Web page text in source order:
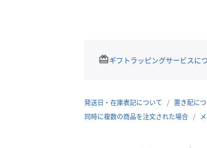
redeemギフトラッピングサービスに
発送日・在庫表記について 置き配に
同時に複数の商品を注文された場合